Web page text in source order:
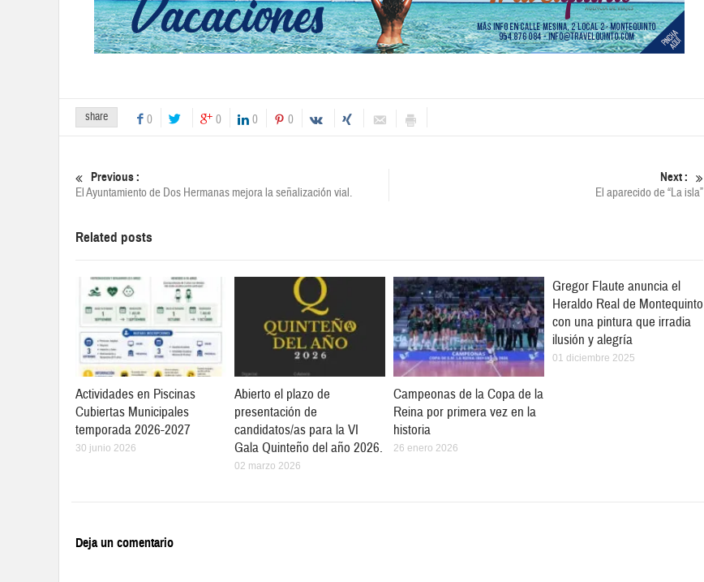
share 0 0 0 0
Previous :
El Ayuntamiento de Dos Hermanas mejora la señalización vial.
Next :
El aparecido de “La isla”
Related posts
Actividades en Piscinas
Cubiertas Municipales
temporada 2026-2027
30 junio 2026
Abierto el plazo de
presentación de
candidatos/as para la VI
Gala Quinteño del año 2026.
02 marzo 2026
Campeonas de la Copa de la
Reina por primera vez en la
historia
26 enero 2026
Gregor Flaute anuncia el
Heraldo Real de Montequinto
con una pintura que irradia
ilusión y alegría
01 diciembre 2025
Deja un comentario